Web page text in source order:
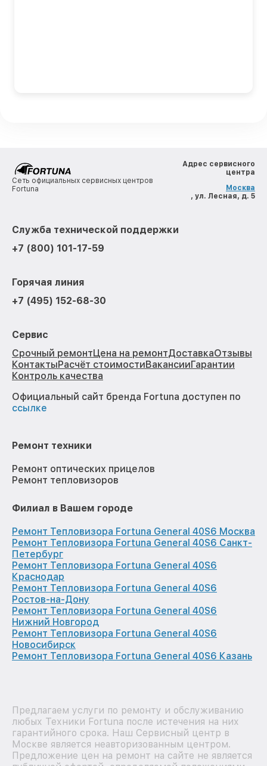
Сеть официальных сервисных центров
Fortuna
Адрес сервисного
центра
Москва
, ул. Лесная, д. 5
Служба технической поддержки
+7 (800) 101-17-59
Горячая линия
+7 (495) 152-68-30
Сервис
Срочный ремонтЦена на ремонтДоставкаОтзывы
КонтактыРасчёт стоимостиВакансииГарантии
Контроль качества
Официальный сайт бренда Fortuna доступен по
ссылке
Ремонт техники
Ремонт оптических прицелов
Ремонт тепловизоров
Филиал в Вашем городе
Ремонт Тепловизора Fortuna General 40S6 Москва
Ремонт Тепловизора Fortuna General 40S6 Санкт-
Петербург
Ремонт Тепловизора Fortuna General 40S6
Краснодар
Ремонт Тепловизора Fortuna General 40S6
Ростов-на-Дону
Ремонт Тепловизора Fortuna General 40S6
Нижний Новгород
Ремонт Тепловизора Fortuna General 40S6
Новосибирск
Ремонт Тепловизора Fortuna General 40S6 Казань
Предлагаем услуги по ремонту и обслуживанию
любых Техники Fortuna после истечения на них
гарантийного срока. Наш Сервисный центр в
Москве является неавторизованным центром.
Предложение цен на ремонт на сайте не является